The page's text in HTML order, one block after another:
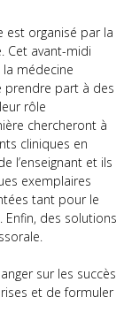
est organisé par la
Cet avant-midi
médecine
prendre part à des
rôle
chercheront à
cliniques en
l’enseignant et ils
exemplaires
tant pour le
des solutions
sur les succès
et de formuler